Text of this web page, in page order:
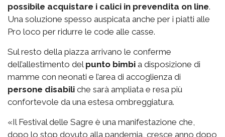
possibile acquistare i calici in prevendita on line.
Una soluzione spesso auspicata anche per i piatti alle
Pro loco per ridurre le code alle casse.
Sul resto della piazza arrivano le conferme
dell’allestimento del punto bimbi a disposizione di
mamme con neonati e l’area di accoglienza di
persone disabili che sarà ampliata e resa più
confortevole da una estesa ombreggiatura.
«Il Festival delle Sagre è una manifestazione che,
dopo lo stop dovuto alla pandemia, cresce anno dopo